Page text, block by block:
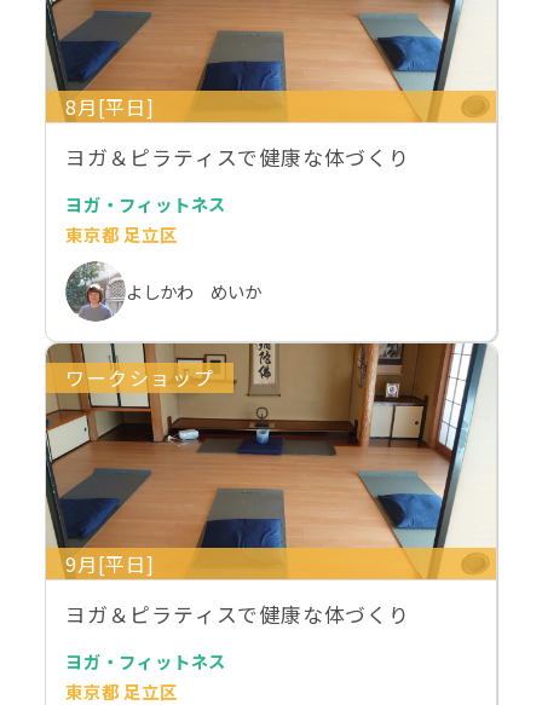
8月[平日]
ヨガ＆ピラティスで健康な体づくり
ヨガ・フィットネス
東京都 足立区
よしかわ めいか
ワークショップ
9月[平日]
ヨガ＆ピラティスで健康な体づくり
ヨガ・フィットネス
東京都 足立区